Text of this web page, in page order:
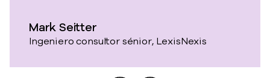
Mark Seitter
Ingeniero consultor sénior, LexisNexis